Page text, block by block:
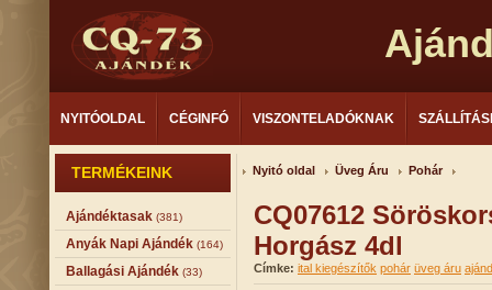
NYITÓOLDAL CÉGINFÓ VISZONTELADÓKNAK
TERMÉKEINK
Ajándéktasak (381)
Anyák Napi Ajándék (164)
Ballagási Ajándék (33)
Nyitó oldal Üveg Áru Pohár
CQ07612
Horgász 4dl
Címke: ital kiegészítők pohár üveg áru